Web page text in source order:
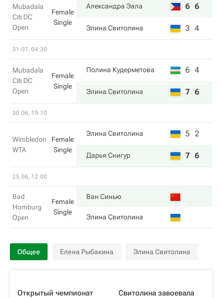
Mubadala
Citi DC
Open
Female
Single
Александра Эала 6 6
Элина Свитолина 3 4
31.07, 04:30
Mubadala
Citi DC
Open
Female
Single
Полина Кудерметова 6 4
Элина Свитолина 7 6
30.06, 19:10
Wimbledon
WTA
Female
Single
Элина Свитолина 5 2
Дарья Снигур 7 6
25.06, 12:00
Bad
Homburg
Open
Female
Single
Ван Синью
Элина Свитолина
Общее Елена Рыбакина Элина Свитолина
Открытый чемпионат
Свитолина завоевала